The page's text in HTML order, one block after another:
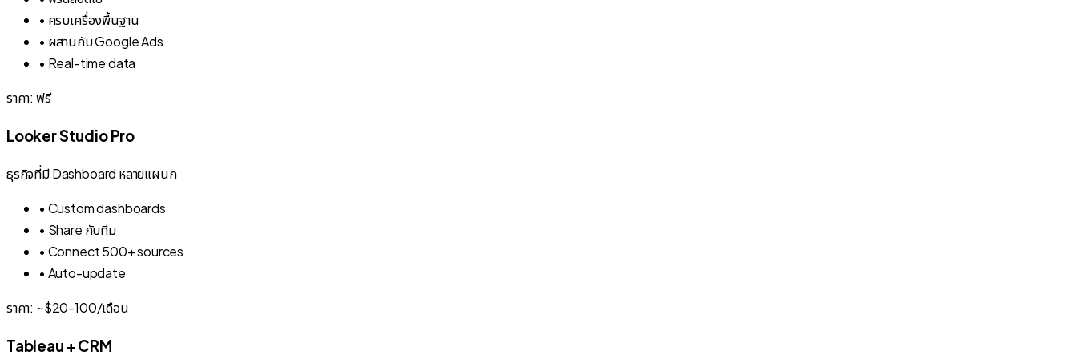
• ครบเครื่องพื้นฐาน
• ผสานกับ Google Ads
• Real-time data
ราคา: ฟรี
Looker Studio Pro
ธุรกิจที่มี Dashboard หลายแผนก
• Custom dashboards
• Share กับทีม
• Connect 500+ sources
• Auto-update
ราคา: ~$20-100/เดือน
Tableau + CRM